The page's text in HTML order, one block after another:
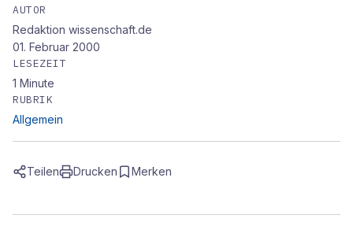
Epidemien aus dem Eis?
AUTOR
Redaktion wissenschaft.de
01. Februar 2000
LESEZEIT
1 Minute
RUBRIK
Allgemein
Teilen Drucken Merken